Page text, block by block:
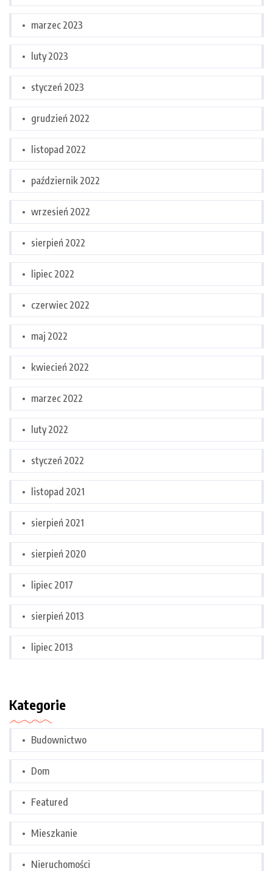
marzec 2023
luty 2023
styczeń 2023
grudzień 2022
listopad 2022
październik 2022
wrzesień 2022
sierpień 2022
lipiec 2022
czerwiec 2022
maj 2022
kwiecień 2022
marzec 2022
luty 2022
styczeń 2022
listopad 2021
sierpień 2021
sierpień 2020
lipiec 2017
sierpień 2013
lipiec 2013
Kategorie
Budownictwo
Dom
Featured
Mieszkanie
Nieruchomości